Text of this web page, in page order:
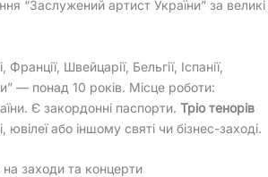
“Заслужений артист України” за великі
Швейцарії, Бельгії, Іспанії,
— понад 10 років. Місце роботи:
Є закордонні паспорти. Тріо тенорів
або іншому святі чи бізнес-заході.
на заходи та концерти